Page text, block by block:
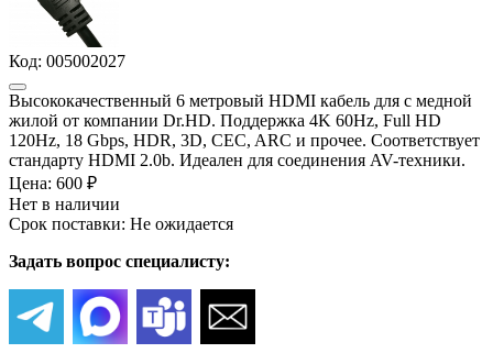
Код: 005002027
Высококачественный 6 метровый HDMI кабель для с медной
жилой от компании Dr.HD. Поддержка 4K 60Hz, Full HD
120Hz, 18 Gbps, HDR, 3D, CEC, ARC и прочее. Соответствует
стандарту HDMI 2.0b. Идеален для соединения AV-техники.
Цена: 600 ₽
Нет в наличии
Срок поставки: Не ожидается
Задать вопрос специалисту: